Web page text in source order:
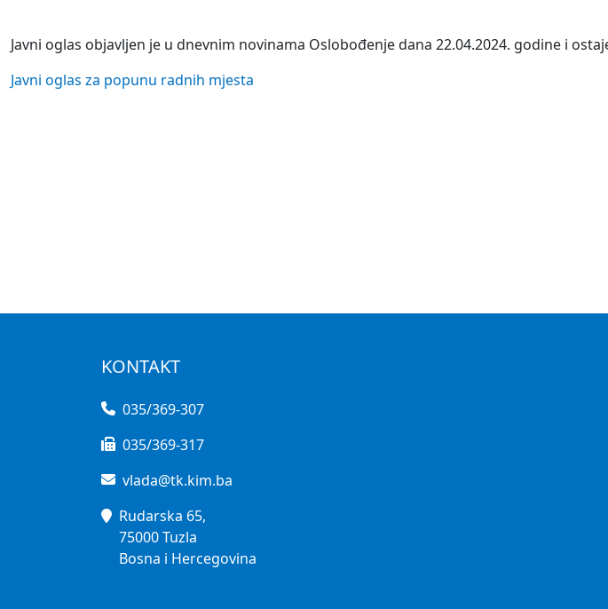
Javni oglas objavljen je u dnevnim novinama Oslobođenje dana 22.04.2024. godine i
Javni oglas za popunu radnih mjesta
KONTAKT
035/369-307
035/369-317
vlada@tk.kim.ba
Rudarska 65,
75000 Tuzla
Bosna i Hercegovina